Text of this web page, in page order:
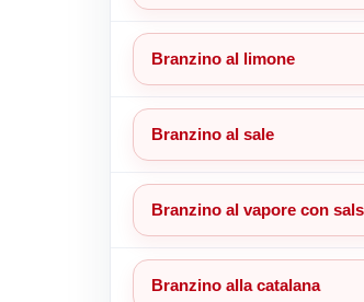
Branzino al limone
Branzino al sale
Branzino al vapore con
Branzino alla catalana